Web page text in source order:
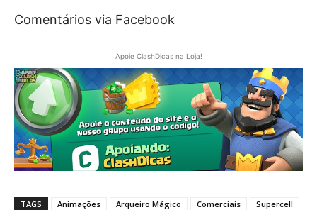
Comentários via Facebook
Apoie ClashDicas na Loja!
TAGS Animações Arqueiro Mágico Comerciais Supercell